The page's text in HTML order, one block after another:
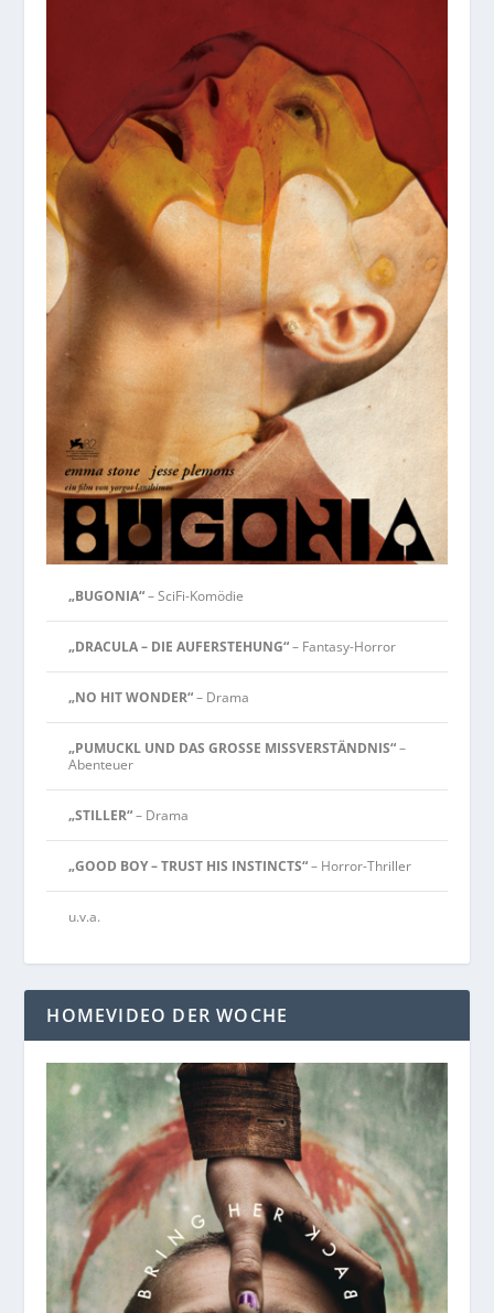
„BUGONIA“– SciFi-Komödie
„DRACULA – DIE AUFERSTEHUNG“– Fantasy-Horror
„NO HIT WONDER“– Drama
„PUMUCKL UND DAS GROSSE MISSVERSTÄNDNIS“–
Abenteuer
„STILLER“– Drama
„GOOD BOY – TRUST HIS INSTINCTS“– Horror-Thriller
u.v.a.
HOMEVIDEO DER WOCHE